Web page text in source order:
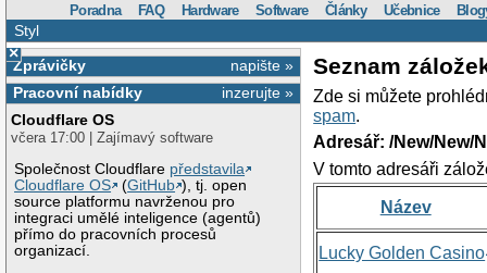
Poradna FAQ Hardware Software Články Učebnice
Styl
×
napište »
Zprávičky
inzerujte »
Pracovní nabídky
Cloudflare OS
včera 17:00 | Zajímavý software
Společnost Cloudflare představila
Cloudflare OS
(GitHub ), tj. open
source platformu navrženou pro
integraci umělé inteligence (agentů)
přímo do pracovních procesů
organizací.
Seznam
Zde si můžete
spam.
Adresář: /New/New/
V tomto adresáři
Název
Lucky Golden Casino